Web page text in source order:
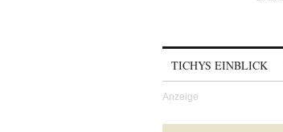
TICHYS EINBLICK